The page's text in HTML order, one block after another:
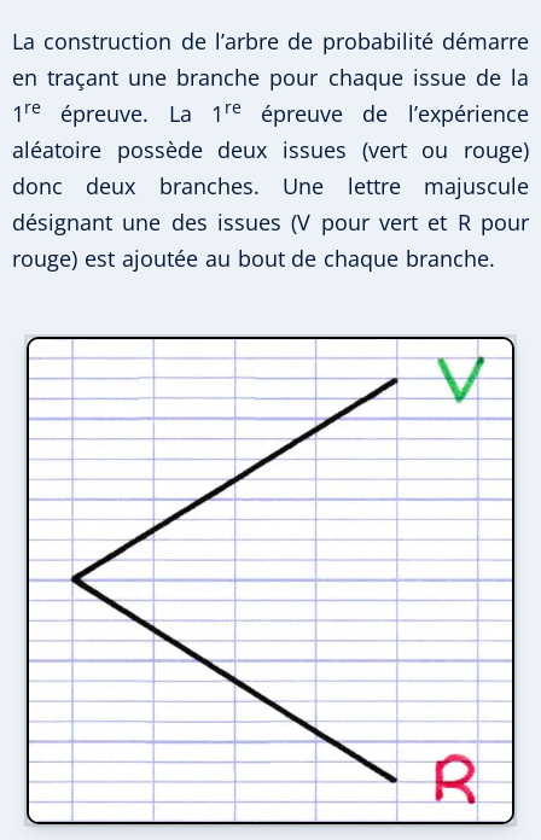
La construction de l’arbre de probabilité démarre
en traçant une branche pour chaque issue de la
1 re épreuve. La 1 reépreuve de l’expérience
aléatoire possède deux issues (vert ou rouge)
donc deux branches. Une lettre majuscule
désignant une des issues (V pour vert et R pour
rouge) est ajoutée au bout de chaque branche.